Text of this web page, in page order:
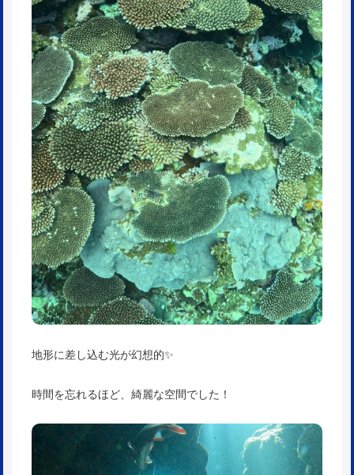
地形に差し込む光が幻想的✨
時間を忘れるほど、綺麗な空間でした！